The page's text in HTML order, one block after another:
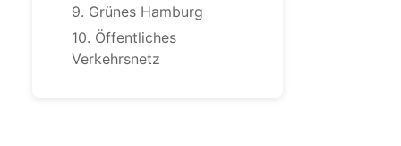
9. Grünes Hamburg
10. Öffentliches
Verkehrsnetz